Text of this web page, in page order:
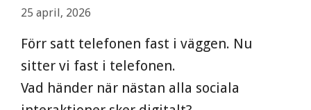
25 april, 2026
Förr satt telefonen fast i väggen. Nu
sitter vi fast i telefonen.
Vad händer när nästan alla sociala